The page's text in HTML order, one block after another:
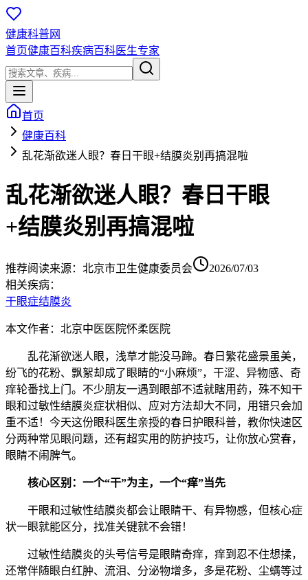
健康科普网
首页健康百科疾病百科医生专家
首页
健康百科
乱花渐欲迷人眼？春日干眼+结膜炎别再搞混啦
乱花渐欲迷人眼？春日干眼
+结膜炎别再搞混啦
推荐阅读来源： 北京市卫生健康委员会
2026/07/03
相关疾病：
干眼症结膜炎
本文作者：北京中医医院怀柔医院
乱花渐欲迷人眼，浅草才能没马蹄。春日繁花盛景虽美，
纷飞的花粉、飘絮却成了眼睛的“小麻烦”，干涩、异物感、奇
痒轮番找上门。不少朋友一遇到眼部不适就瞎用药，殊不知干
眼和过敏性结膜炎症状相似、应对方法却大不同，用错只会加
重不适！今天这份眼科医生亲授的春日护眼科普，教你快速区
分两种常见眼问题，还有超实用的防护技巧，让你放心赏春，
眼睛不闹脾气。
核心区别：一个“干”为主，一个“痒”当先
干眼和过敏性结膜炎都会让眼睛干、有异物感，但核心症
状一眼就能区分，找准关键就不会错！
过敏性结膜炎的头号信号是眼睛奇痒，痒到忍不住想揉，
还常伴随眼白红肿、流泪、分泌物增多，多是花粉、尘螨等过